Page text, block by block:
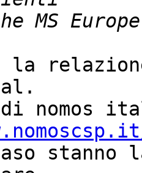
la
di nomos
stanno